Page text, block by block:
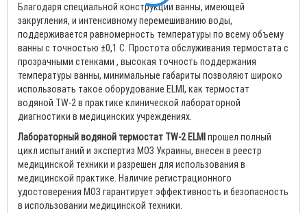
Благодаря специальной конструкции ванны, имеющей
закругления, и интенсивному перемешиванию воды,
поддерживается равномерность температуры по всему объему
ванны с точностью ±0,1 С. Простота обслуживания термостата с
прозрачными стенками , высокая точность поддержания
температуры ванны, минимальные габариты позволяют широко
использовать такое оборудование ELMI, как термостат
водяной TW-2 в практике клинической лабораторной
диагностики в медицинcких учреждениях.
Лабораторный водяной термостат TW-2 ELMIпрошел полный
цикл испытаний и экспертиз МОЗ Украины, внесен в реестр
медицинской техники и разрешен для использования в
медицинской практике. Наличие регистрационного
удостоверения МОЗ гарантирует эффективность и безопасность
в использовании медицинской техники.